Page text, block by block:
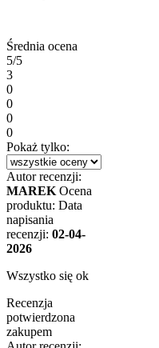
Średnia ocena
5/5
3
0
0
0
0
Pokaż tylko:
Autor recenzji:
MAREK Ocena
produktu: Data
napisania
recenzji: 02-04-
2026
Wszystko się ok
Recenzja
potwierdzona
zakupem